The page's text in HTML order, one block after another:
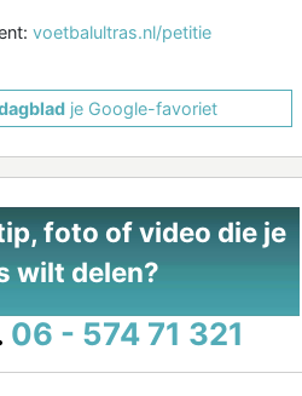
voetbalultras.nl/petitie
je Google-favoriet
foto of video die je
wilt delen?
06 - 574 71 321